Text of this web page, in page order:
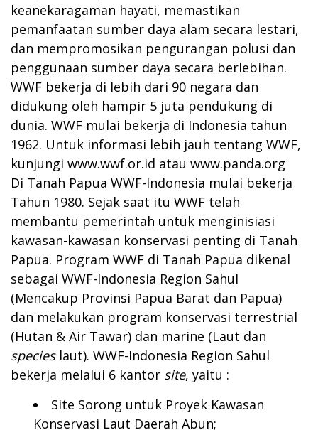
keanekaragaman hayati, memastikan
pemanfaatan sumber daya alam secara lestari,
dan mempromosikan pengurangan polusi dan
penggunaan sumber daya secara berlebihan.
WWF bekerja di lebih dari 90 negara dan
didukung oleh hampir 5 juta pendukung di
dunia. WWF mulai bekerja di Indonesia tahun
1962. Untuk informasi lebih jauh tentang WWF,
kunjungi www.wwf.or.id atau www.panda.org
Di Tanah Papua WWF-Indonesia mulai bekerja
Tahun 1980. Sejak saat itu WWF telah
membantu pemerintah untuk menginisiasi
kawasan-kawasan konservasi penting di Tanah
Papua. Program WWF di Tanah Papua dikenal
sebagai WWF-Indonesia Region Sahul
(Mencakup Provinsi Papua Barat dan Papua)
dan melakukan program konservasi terrestrial
(Hutan & Air Tawar) dan marine (Laut dan
specieslaut). WWF-Indonesia Region Sahul
bekerja melalui 6 kantor site, yaitu :
Site Sorong untuk Proyek Kawasan
Konservasi Laut Daerah Abun;